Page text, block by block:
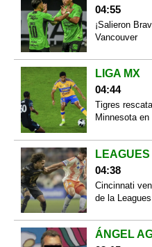
04:55
¡Salieron
Vancouver
LIGA MX
04:44
Tigres
Minnesota en
04:38
Cincinnati
de la
ÁNGEL